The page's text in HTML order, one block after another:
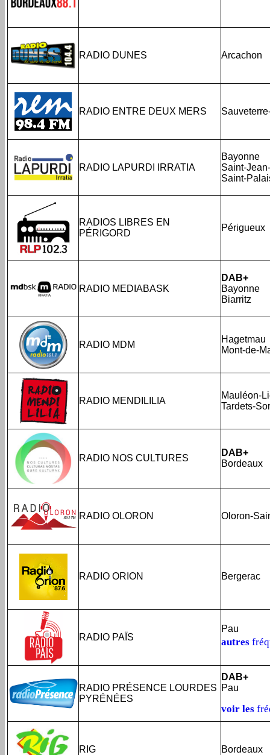
RADIO DUNES Arcachon
RADIO ENTRE DEUX MERS
RADIO LAPURDI IRRATIA
Bayonne
Saint-
Saint-
RADIOS LIBRES EN
PÉRIGORD
Périgueux
RADIO MEDIABASK
DAB+
Bayonne
Biarritz
RADIO MDM
Hagetmau
Mont-de-
RADIO MENDILILIA
Mauléon-
Tardets-
RADIO NOS CULTURES
DAB+
Bordeaux
RADIO OLORON Oloron-
RADIO ORION Bergerac
RADIO PAÏS
Pau
autres
RADIO PRÉSENCE LOURDES
PYRÉNÉES
DAB+
Pau
voir les
RIG Bordeaux